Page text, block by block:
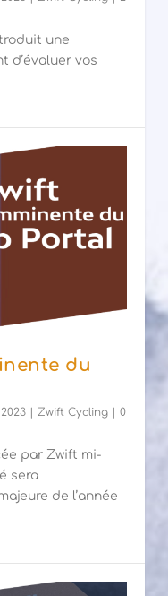
une
d’évaluer vos
du
|Zwift Cycling |0
par Zwift mi-
sera
de l’année